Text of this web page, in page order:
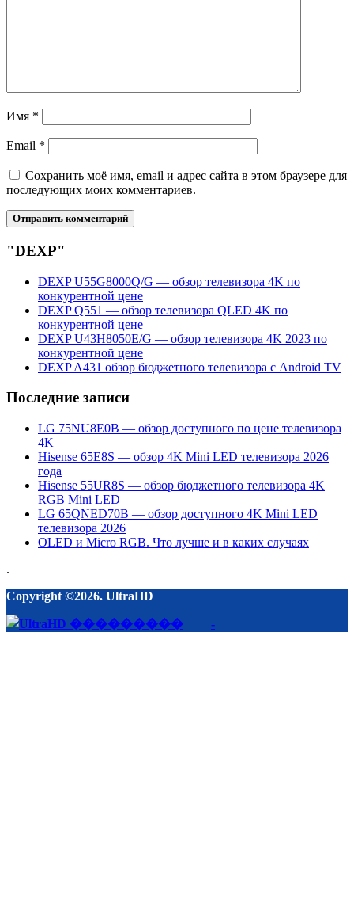
Имя *
Email *
Сохранить моё имя, email и адрес сайта в этом браузере для
последующих моих комментариев.
"DEXP"
DEXP U55G8000Q/G — обзор телевизора 4K по
конкурентной цене
DEXP Q551 — обзор телевизора QLED 4K по
конкурентной цене
DEXP U43H8050E/G — обзор телевизора 4K 2023 по
конкурентной цене
DEXP A431 обзор бюджетного телевизора с Android TV
Последние записи
LG 75NU8E0B — обзор доступного по цене телевизора
4K
Hisense 65E8S — обзор 4K Mini LED телевизора 2026
года
Hisense 55UR8S — обзор бюджетного телевизора 4K
RGB Mini LED
LG 65QNED70B — обзор доступного 4K Mini LED
телевизора 2026
OLED и Micro RGB. Что лучше и в каких случаях
.
Copyright ©2026. UltraHD
-